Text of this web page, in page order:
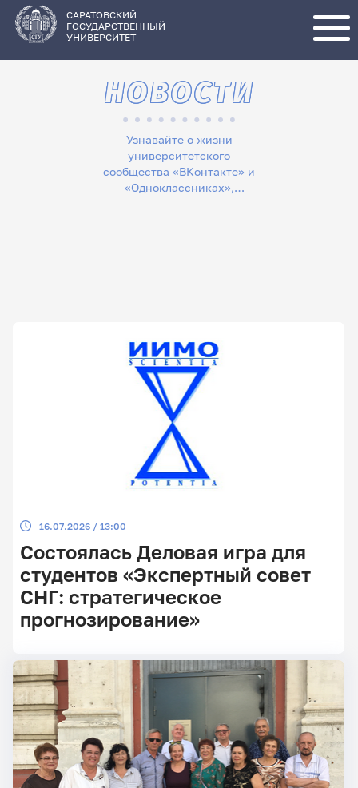
основному
содержанию
САРАТОВСКИЙ
ГОСУДАРСТВЕННЫЙ
УНИВЕРСИТЕТ
Узнавайте о жизни
университетского
сообщества «ВКонтакте» и
«Одноклассниках»,
НОВОСТИ
16.07.2026 / 13:00
Состоялась Деловая игра для
студентов «Экспертный совет
СНГ: стратегическое
прогнозирование»